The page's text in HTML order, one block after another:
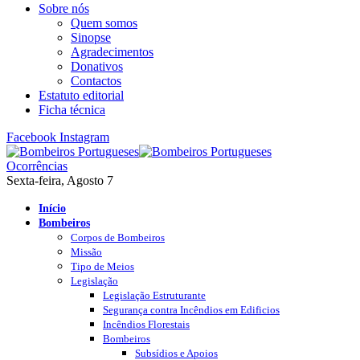
Sobre nós
Quem somos
Sinopse
Agradecimentos
Donativos
Contactos
Estatuto editorial
Ficha técnica
Facebook Instagram
Ocorrências
Sexta-feira, Agosto 7
Início
Bombeiros
Corpos de Bombeiros
Missão
Tipo de Meios
Legislação
Legislação Estruturante
Segurança contra Incêndios em Edificios
Incêndios Florestais
Bombeiros
Subsídios e Apoios